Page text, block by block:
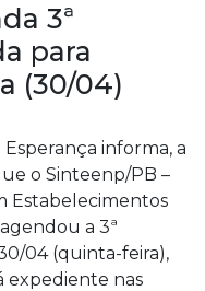
3ª
para
(30/04)
informa, a
o Sinteenp/PB –
Estabelecimentos
a 3ª
04 (quinta-feira),
expediente nas